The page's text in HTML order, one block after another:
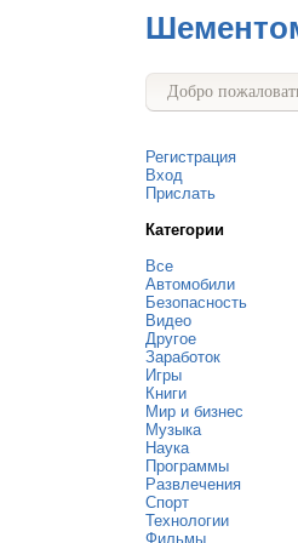
Добро
Регистрация
Вход
Прислать
Категории
Все
Автомобили
Безопасность
Видео
Другое
Заработок
Игры
Книги
Мир и бизнес
Музыка
Наука
Программы
Развлечения
Спорт
Технологии
Фильмы